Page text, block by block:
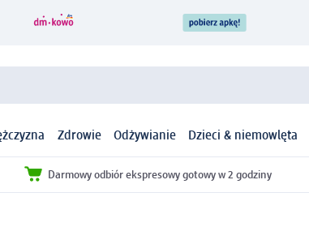
Zdrowie Odżywianie Dzieci & niemowlęta
Darmowy odbiór ekspresowy gotowy w 2 godziny